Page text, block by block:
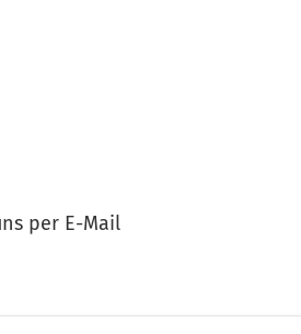
per E-Mail